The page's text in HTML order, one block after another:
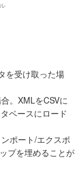
を受け取った場
。XMLをCSVに
ベースにロード
ポート/エクスポ
プを埋めることが